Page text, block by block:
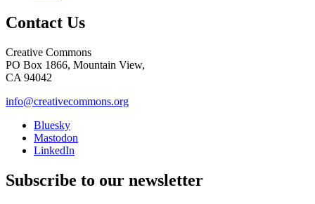
Contact Us
Creative Commons
PO Box 1866, Mountain View,
CA 94042
info@creativecommons.org
Bluesky
Mastodon
LinkedIn
Subscribe to our newsletter